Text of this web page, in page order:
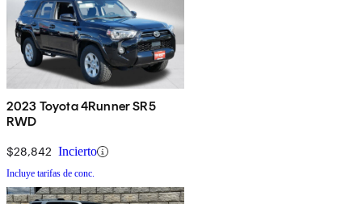
2023 Toyota 4Runner SR5
RWD
$28,842 Incierto
Incluye tarifas de conc.